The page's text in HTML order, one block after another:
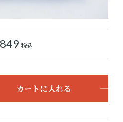
849 税込
カートに入れる